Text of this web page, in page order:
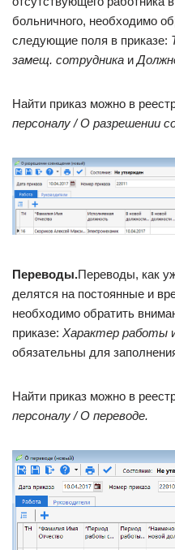
больничного, необходимо
следующие поля в приказе:
замещ. сотрудника и
Найти приказ можно в
персоналу / О разрешении
Переводы.Переводы, как
делятся на постоянные и
необходимо обратить
приказе: Характер работы
обязательны для
Найти приказ можно в
персоналу / О переводе.